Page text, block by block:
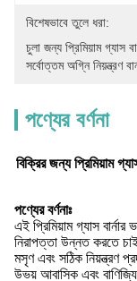
বিশেষভাবে তুলে ধরা:
চুলা জন্য প্রিমিয়াম গ্যাস
সর্বোত্তম অগ্নি নিয়ন্ত্রণ
পণ্যের বর্ণনা
বিক্রির জন্য প্রিমিয়াম
পণ্যের বর্ণনাঃ
এই প্রিমিয়াম গ্যাস
নিরাপত্তা উন্নত করতে
মসৃণ এবং সঠিক নিয়ন্ত্রণ
উভয় আবাসিক এবং